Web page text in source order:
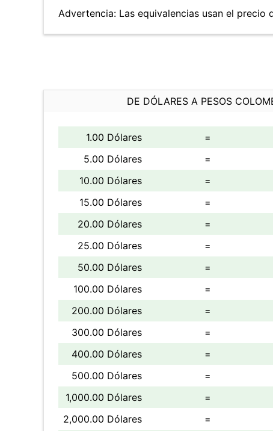
Advertencia: Las equivalencias usan el
DE DÓLARES A PESOS
1.00 Dólares =
5.00 Dólares
=
10.00 Dólares
=
15.00 Dólares
=
20.00 Dólares
=
25.00 Dólares
=
50.00 Dólares
=
100.00 Dólares
=
200.00 Dólares
=
300.00 Dólares
=
400.00 Dólares
=
500.00 Dólares
=
1,000.00 Dólares
=
2,000.00 Dólares
=